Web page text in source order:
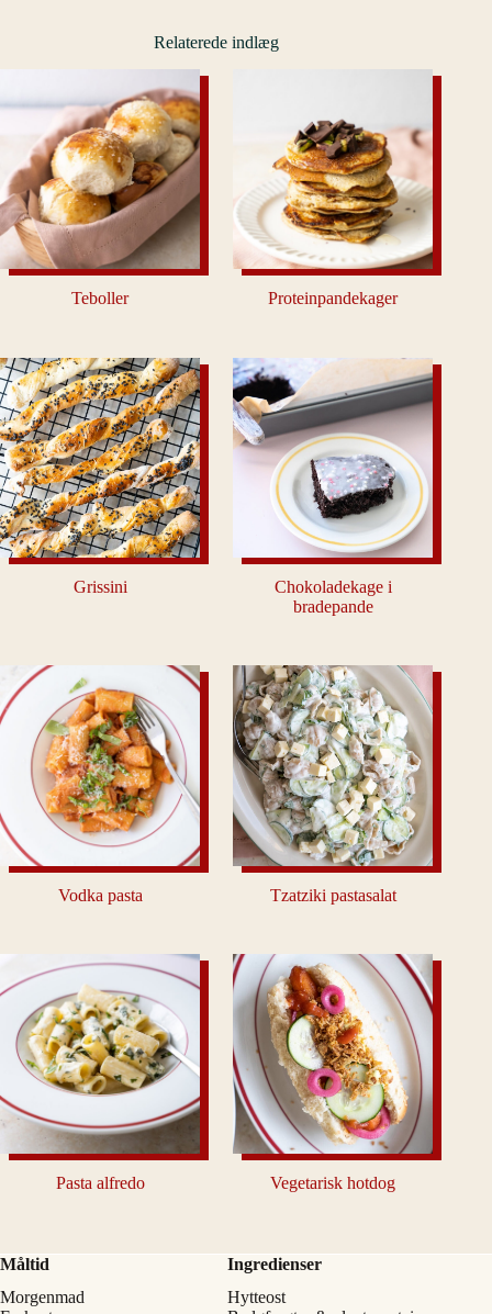
Relaterede indlæg
Teboller Proteinpandekager
Grissini
Chokoladekage i
bradepande
Vodka pasta Tzatziki pastasalat
Pasta alfredo Vegetarisk hotdog
Måltid
Morgenmad
Ingredienser
Hytteost